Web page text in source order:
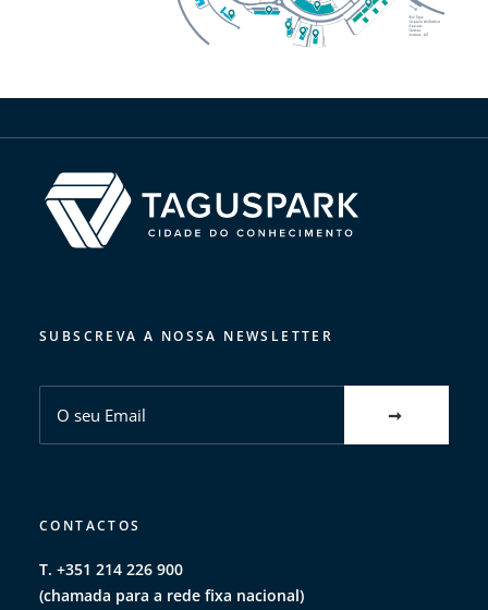
SUBSCREVA A NOSSA NEWSLETTER
CONTACTOS
T. +351 214 226 900
(chamada para a rede fixa nacional)